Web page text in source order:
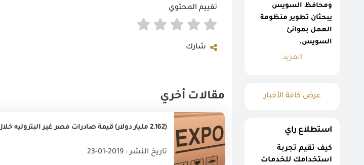
ومحافظ السويس
يبحثان تطوير منظومة
العمل بموانئ
السويس.
المزيد
عرض كافة الأخبار
استطلاع راي
كيف تقيم تجربة
استخدامك للخدمات
تقييم المحتوي
شارك
مقالات أخري
(2,162 مليار دولار) قيمة صادرات مصر غير البتروليه خلال شهر ديسمبر 2018
تاريخ النشر : 2019-01-23